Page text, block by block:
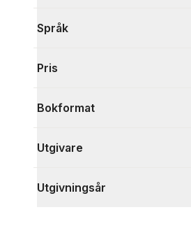
Visa fler
Språk
Pris
Bokformat
Utgivare
Utgivningsår